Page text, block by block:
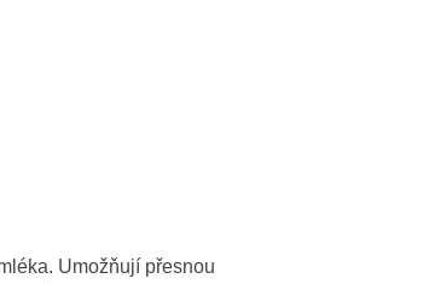
Umožňují přesnou